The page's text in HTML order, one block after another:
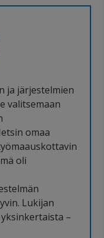
ja järjestelmien
valitsemaan
omaa
oli
Lukijan
–